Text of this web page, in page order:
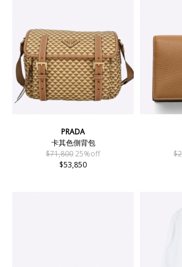
PRADA
卡其色側背包
$71,80025%off
$53,850